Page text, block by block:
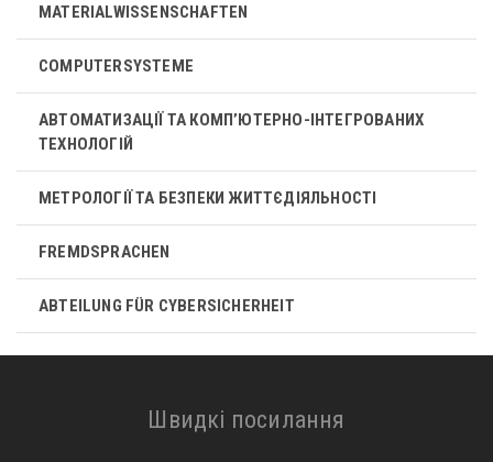
MATERIALWISSENSCHAFTEN
COMPUTERSYSTEME
АВТОМАТИЗАЦІЇ ТА КОМП’ЮТЕРНО-ІНТЕГРОВАНИХ
ТЕХНОЛОГІЙ
МЕТРОЛОГІЇ ТА БЕЗПЕКИ ЖИТТЄДІЯЛЬНОСТІ
FREMDSPRACHEN
ABTEILUNG FÜR CYBERSICHERHEIT
Швидкі посилання